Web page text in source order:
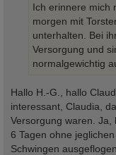
Ich erinnere mich
morgen mit
unterhalten. Bei
Versorgung und
normalgewichtig
Hallo H.-G., hallo
interessant, Claudia,
Versorgung waren. Ja,
6 Tagen ohne
Schwingen